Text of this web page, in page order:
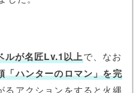
ルが名匠Lv.1以上で、なお
「ハンターのロマン」を完
るアクションをすると火縄